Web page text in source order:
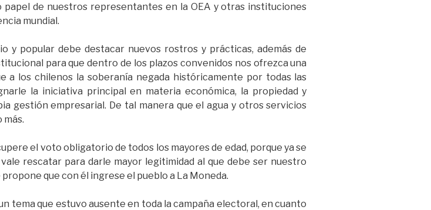
papel de nuestros representantes en la OEA y otras instituciones
mundial.
y popular debe destacar nuevos rostros y prácticas, además de
para que dentro de los plazos convenidos nos ofrezca una
a los chilenos la soberanía negada históricamente por todas las
la iniciativa principal en materia económica, la propiedad y
gestión empresarial. De tal manera que el agua y otros servicios
el voto obligatorio de todos los mayores de edad, porque ya se
rescatar para darle mayor legitimidad al que debe ser nuestro
que con él ingrese el pueblo a La Moneda.
tema que estuvo ausente en toda la campaña electoral, en cuanto